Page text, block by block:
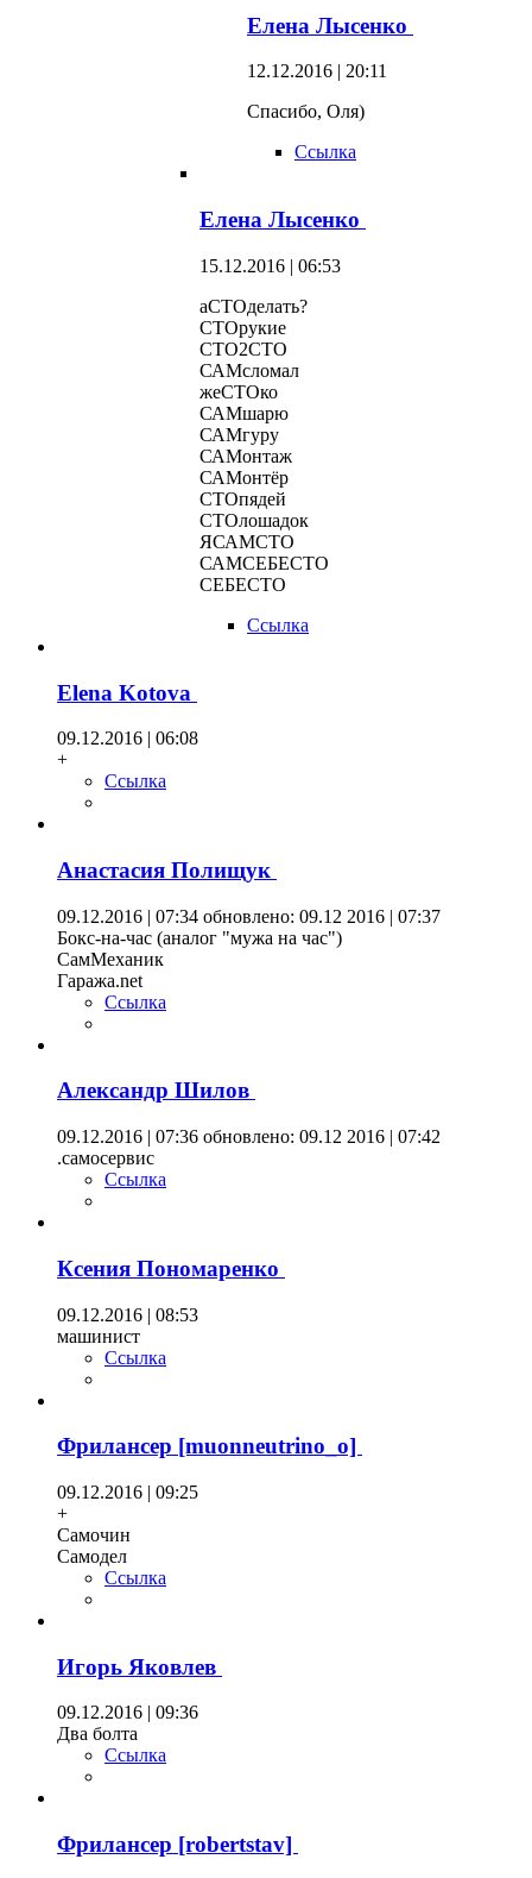
Елена Лысенко
12.12.2016 | 20:11
Спасибо, Оля)
Ссылка
Елена Лысенко
15.12.2016 | 06:53
аСТОделать?
СТОрукие
СТО2СТО
САМсломал
жеСТОко
САМшарю
САМгуру
САМонтаж
САМонтёр
СТОпядей
СТОлошадок
ЯСАМСТО
САМСЕБЕСТО
СЕБЕСТО
Ссылка
Elena Kotova
09.12.2016 | 06:08
+
Ссылка
Анастасия Полищук
09.12.2016 | 07:34 обновлено: 09.12 2016 | 07:37
Бокс-на-час (аналог "мужа на час")
СамМеханик
Гаража.net
Ссылка
Александр Шилов
09.12.2016 | 07:36 обновлено: 09.12 2016 | 07:42
.самосервис
Ссылка
Ксения Пономаренко
09.12.2016 | 08:53
машинист
Ссылка
Фрилансер [muonneutrino_o]
09.12.2016 | 09:25
+
Самочин
Самодел
Ссылка
Игорь Яковлев
09.12.2016 | 09:36
Два болта
Ссылка
Фрилансер [robertstav]